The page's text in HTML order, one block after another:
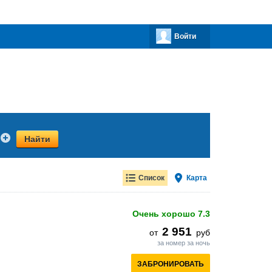
Войти
Найти
Список Карта
Очень хорошо 7.3
от 2 951 руб
за номер за ночь
ЗАБРОНИРОВАТЬ